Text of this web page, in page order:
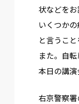
状などをお
いくつか
と言うこ
また。自
本日の講
右京警察署